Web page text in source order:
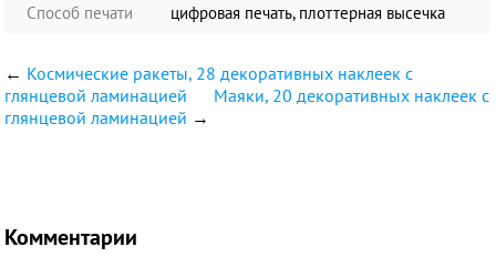
Способ печати цифровая печать, плоттерная высечка
← Космические ракеты, 28 декоративных наклеек с
глянцевой ламинацией
Маяки, 20 декоративных наклеек с
глянцевой ламинацией →
Комментарии